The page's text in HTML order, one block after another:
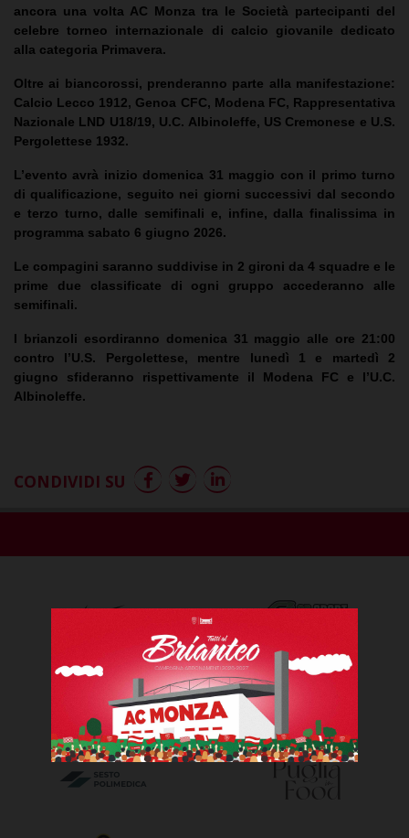
ancora una volta AC Monza tra le Società partecipanti del
celebre torneo internazionale di calcio giovanile dedicato
alla categoria Primavera.
Oltre ai biancorossi, prenderanno parte alla manifestazione:
Calcio Lecco 1912, Genoa CFC, Modena FC, Rappresentativa
Nazionale LND U18/19, U.C. Albinoleffe, US Cremonese e U.S.
Pergolettese 1932.
L’evento avrà inizio domenica 31 maggio con il primo turno
di qualificazione, seguito nei giorni successivi dal secondo
e terzo turno, dalle semifinali e, infine, dalla finalissima in
programma sabato 6 giugno 2026.
Le compagini saranno suddivise in 2 gironi da 4 squadre e le
prime due classificate di ogni gruppo accederanno alle
semifinali.
I brianzoli esordiranno domenica 31 maggio alle ore 21:00
contro l’U.S. Pergolettese, mentre lunedì 1 e martedì 2
giugno sfideranno rispettivamente il Modena FC e l’U.C.
Albinoleffe.
CONDIVIDI SU